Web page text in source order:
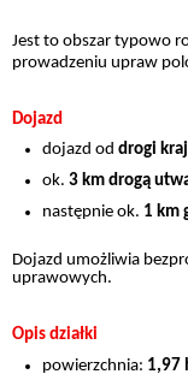
Jest to obszar typowo
prowadzeniu upraw
Dojazd
dojazd od drogi
ok. 3 km drogą
następnie ok. 1 km
Dojazd umożliwia
uprawowych.
Opis działki
powierzchnia: 1,97